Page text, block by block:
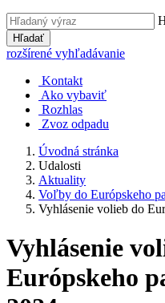
Hľadať
rozšírené vyhľadávanie
Kontakt
Ako vybaviť
Rozhlas
Zvoz odpadu
Úvodná stránka
Udalosti
Aktuality
Voľby do Európskeho
Vyhlásenie volieb do
Vyhlásenie
Európskeho